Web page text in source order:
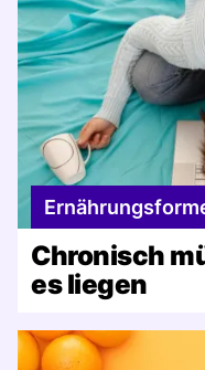
Chronisch
es liegen